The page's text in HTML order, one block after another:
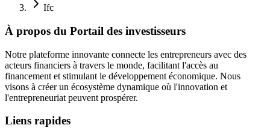
Ifc
À propos du Portail des investisseurs
Notre plateforme innovante connecte les entrepreneurs avec des
acteurs financiers à travers le monde, facilitant l'accès au
financement et stimulant le développement économique. Nous
visons à créer un écosystème dynamique où l'innovation et
l'entrepreneuriat peuvent prospérer.
Liens rapides